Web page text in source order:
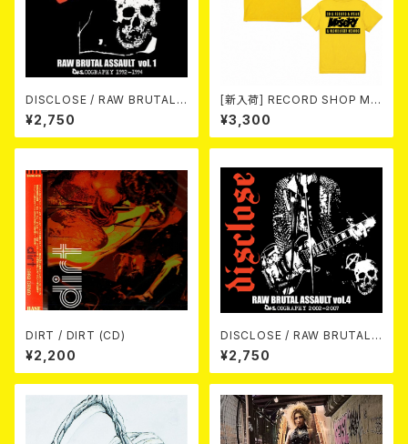
DISCLOSE / RAW BRUTAL
ASSAULT Vol.1 : DISCOGRA
PHY 1992-1994 (2CD)
¥2,750
[新入荷] RECORD SHOP MIS
ERY / 33th anniversary T-s
hirts (yellow ①)
¥3,300
DIRT / DIRT (CD)
¥2,200
DISCLOSE / RAW BRUTAL
ASSAULT Vol.4 : DISCOGR
APHY 2002-2007 (2xCD)
¥2,750